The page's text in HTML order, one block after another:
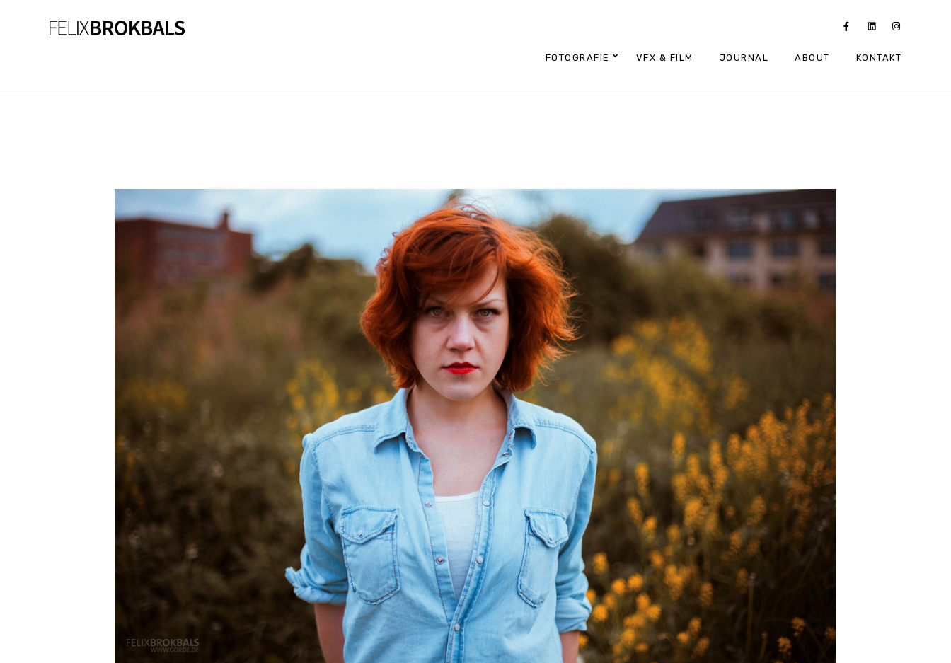
FOTOGRAFIE VFX & FILM JOURNAL ABOUT KONTAKT